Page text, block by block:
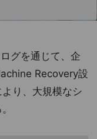
グを通じて、企
Recovery設
り、大規模なシ